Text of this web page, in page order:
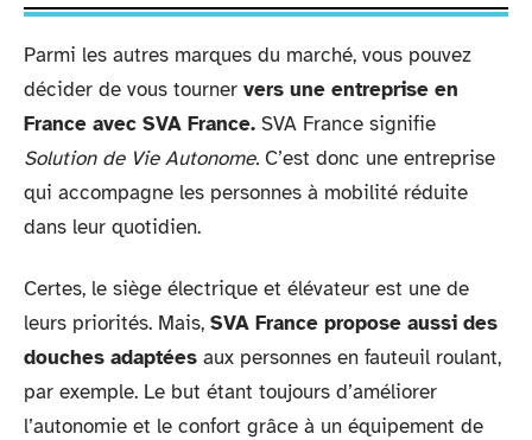
Parmi les autres marques du marché, vous pouvez
décider de vous tourner vers une entreprise en
France avec SVA France. SVA France signifie
Solution de Vie Autonome. C’est donc une entreprise
qui accompagne les personnes à mobilité réduite
dans leur quotidien.
Certes, le siège électrique et élévateur est une de
leurs priorités. Mais, SVA France propose aussi des
douches adaptées aux personnes en fauteuil roulant,
par exemple. Le but étant toujours d’améliorer
l’autonomie et le confort grâce à un équipement de